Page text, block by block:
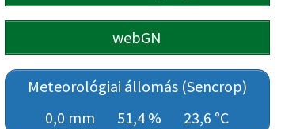
webGN
Meteorológiai állomás (Sencrop)
0,0 mm
51,4 % 23,6 °C